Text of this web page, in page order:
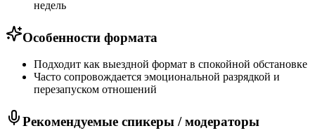
недель
Особенности формата
Подходит как выездной формат в спокойной обстановке
Часто сопровождается эмоциональной разрядкой и
перезапуском отношений
Рекомендуемые спикеры / модераторы